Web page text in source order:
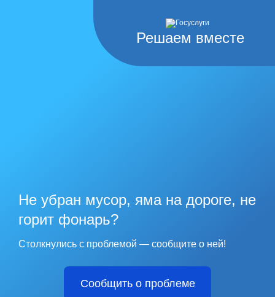
Решаем вместе
Не убран мусор, яма на дороге, не
горит фонарь?
Столкнулись с проблемой — сообщите о ней!
Сообщить о проблеме